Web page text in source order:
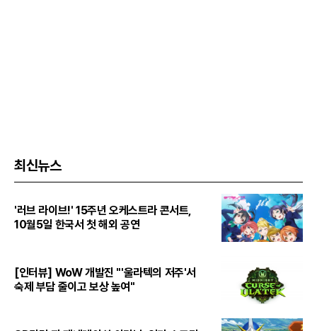
최신뉴스
'러브 라이브!' 15주년 오케스트라 콘서트,
10월5일 한국서 첫 해외 공연
[인터뷰] WoW 개발진 "'울라텍의 저주'서
숙제 부담 줄이고 보상 높여"